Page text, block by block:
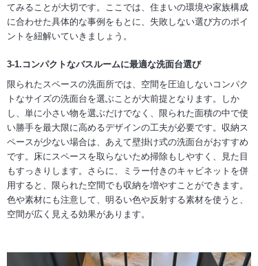
てみることが大切です。ここでは、住まいの環境や家族構成
に合わせた具体的な事例をもとに、失敗しない選び方のポイ
ントを紐解いていきましょう。
3-1.コンパクトなバスルームに最適な洗面台選び
限られたスペースの洗面所では、空間を圧迫しないコンパク
トなサイズの洗面台を選ぶことが大前提となります。しか
し、単に小さい物を選ぶだけでなく、限られた面積の中で使
い勝手を最大限に高めるデザインの工夫が必要です。収納ス
ペースが少ない場合は、あえて壁掛け式の洗面台がおすすめ
です。床にスペースを取らないため掃除もしやすく、見た目
もすっきりします。さらに、ミラー付きのキャビネットを併
用すると、限られた空間でも収納を増やすことができます。
色や素材にも注意して、明るい色や反射する素材を使うと、
空間が広く見える効果があります。